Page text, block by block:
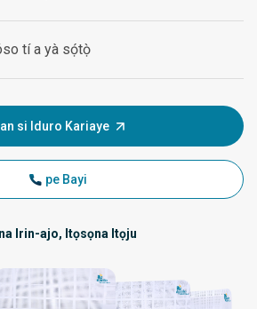
tí a yà sọ́tọ̀
si Iduro Kariaye
pe Bayi
Irin-ajo, Itọsọna Itọju